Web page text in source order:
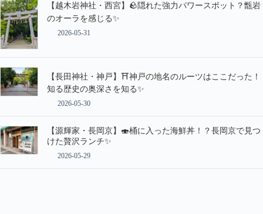
【越木岩神社・西宮】🪨隠れた強力パワースポット？甑岩
のオーラを感じる✨
2026-05-31
【長田神社・神戸】⛩️神戸の地名のルーツはここだった！
知る歴史の奥深さを知る✨
2026-05-30
【源輝家・長岡京】🍣桶に入った海鮮丼！？長岡京で見つ
けた贅沢ランチ✨
2026-05-29